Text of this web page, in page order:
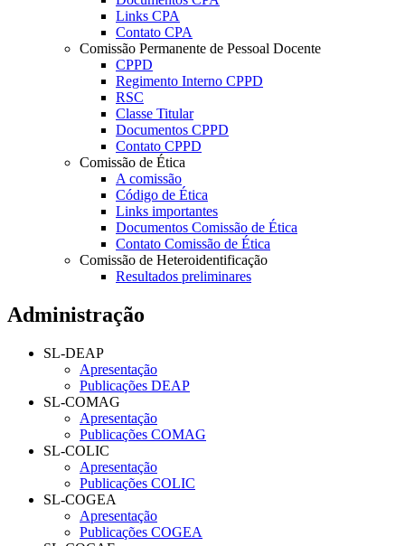
Links CPA
Contato CPA
Comissão Permanente de Pessoal Docente
CPPD
Regimento Interno CPPD
RSC
Classe Titular
Documentos CPPD
Contato CPPD
Comissão de Ética
A comissão
Código de Ética
Links importantes
Documentos Comissão de Ética
Contato Comissão de Ética
Comissão de Heteroidentificação
Resultados preliminares
Administração
SL-DEAP
Apresentação
Publicações DEAP
SL-COMAG
Apresentação
Publicações COMAG
SL-COLIC
Apresentação
Publicações COLIC
SL-COGEA
Apresentação
Publicações COGEA